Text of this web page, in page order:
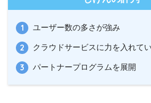
ユーザー数の多さが強み
クラウドサービスに力を入れて
パートナープログラムを展開